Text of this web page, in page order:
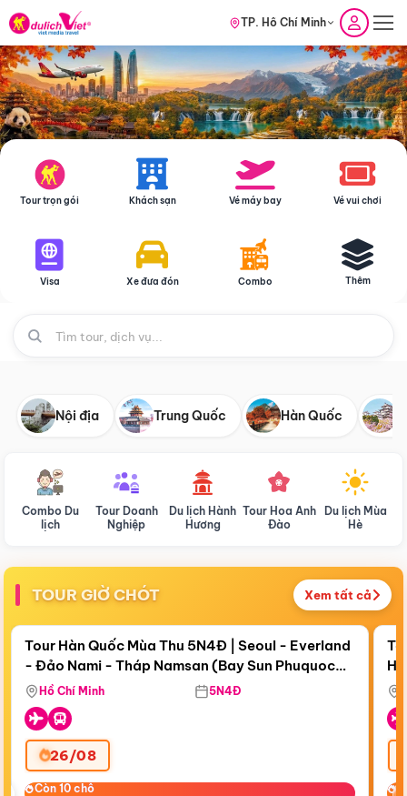
TP. Hồ Chí Minh
Tour trọn gói Khách sạn Vé máy bay Vé vui chơi
Visa Xe đưa đón Combo Thêm
Nội địa Trung Quốc Hàn Quốc
Combo Du
lịch
Tour Doanh
Nghiệp
Du lịch Hành
Hương
Tour Hoa Anh
Đào
Du lịch Mùa
Hè
TOUR GIỜ CHÓT Xem tất cả
Còn18 ngày 03:23:54
Bay Sun Phuquoc Airways
Điểm nổi bật
Tour Hàn Quốc Mùa Thu 5N4Đ | Seoul - Everland
- Đảo Nami - Tháp Namsan (Bay Sun Phuquoc
Airways)
Hồ Chí Minh 5N4Đ
26/08
Còn 10 chỗ
Còn 10 chỗ